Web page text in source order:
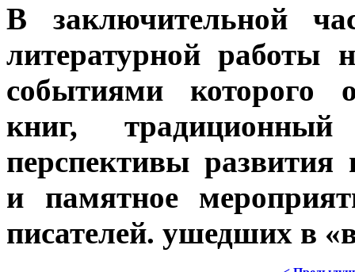
В заключительной
литературной
событиями которого
книг,
перспективы развития
и памятное
писателей. ушедших в